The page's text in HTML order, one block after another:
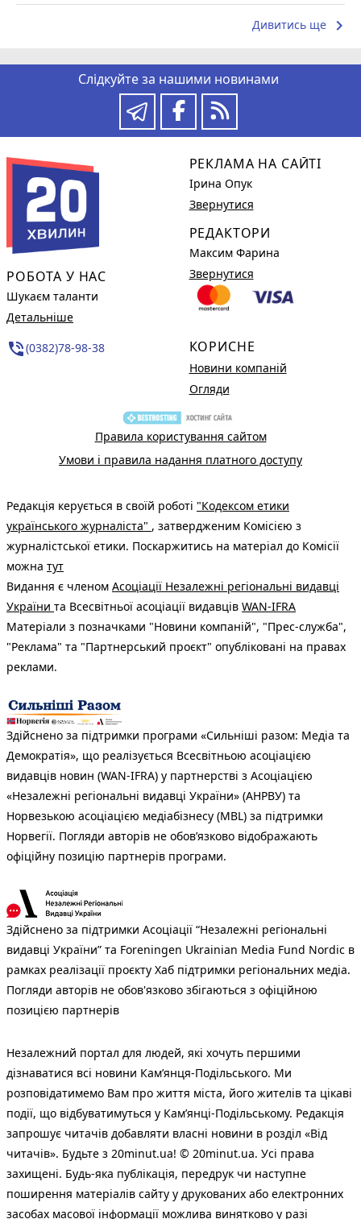
Дивитись ще keyboard_arrow_right
Слідкуйте за нашими новинами
РОБОТА У НАС
Шукаєм таланти
Детальніше
phone_in_talk(0382)78-98-38
РЕКЛАМА НА САЙТІ
Ірина Опук
Звернутися
РЕДАКТОРИ
Максим Фарина
Звернутися
КОРИСНЕ
Новини компаній
Огляди
Правила користування сайтом
Умови і правила надання платного доступу
Редакція керується в своїй роботі "Кодексом етики
українського журналіста" , затвердженим Комісією з
журналістської етики. Поскаржитись на матеріал до Комісії
можна тут
Видання є членом Асоціації Незалежні регіональні видавці
України та Всесвітньої асоціації видавців WAN-IFRA
Матеріали з позначками "Новини компаній", "Прес-служба",
"Реклама" та "Партнерський проєкт" опубліковані на правах
реклами.
Здійснено за підтримки програми «Сильніші разом: Медіа та
Демократія», що реалізується Всесвітньою асоціацією
видавців новин (WAN-IFRA) у партнерстві з Асоціацією
«Незалежні регіональні видавці України» (АНРВУ) та
Норвезькою асоціацією медіабізнесу (MBL) за підтримки
Норвегії. Погляди авторів не обов’язково відображають
офіційну позицію партнерів програми.
Здійснено за підтримки Асоціації “Незалежні регіональні
видавці України” та Foreningen Ukrainian Media Fund Nordic в
рамках реалізації проєкту Хаб підтримки регіональних медіа.
Погляди авторів не обов'язково збігаються з офіційною
позицією партнерів
Незалежний портал для людей, які хочуть першими
дізнаватися всі новини Кам’янця-Подільського. Ми
розповідатимемо Вам про життя міста, його жителів та цікаві
події, що відбуватимуться у Кам’янці-Подільському. Редакція
запрошує читачів добавляти власні новини в розділ «Від
читачів». Будьте з 20minut.ua! © 20minut.ua. Усі права
захищені. Будь-яка публiкацiя, передрук чи наступне
поширення матеріалів сайту у друкованих або електронних
засобах масової інформації можлива винятково у разі